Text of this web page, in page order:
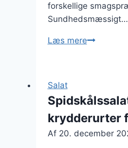
forskellige
Sundhedsmæssigt…
Læs mere
Salat
krydderurter
Af 20. december